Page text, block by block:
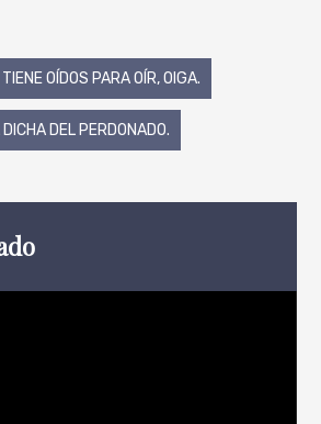
TIENE OÍDOS PARA OÍR, OIGA.
DICHA DEL PERDONADO.